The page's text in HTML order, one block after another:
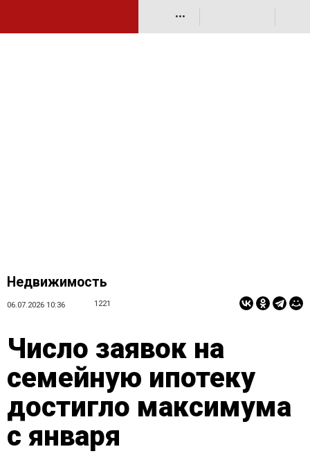
•••
Недвижимость
06.07.2026 10:36 1221
Число заявок на
семейную ипотеку
достигло максимума
с января